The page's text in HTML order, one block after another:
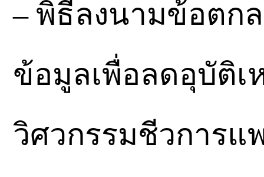
– พิธีลงนามข้อตก
ข้อมูลเพื่อลดอุบัติเ
วิศวกรรมชีวการแ